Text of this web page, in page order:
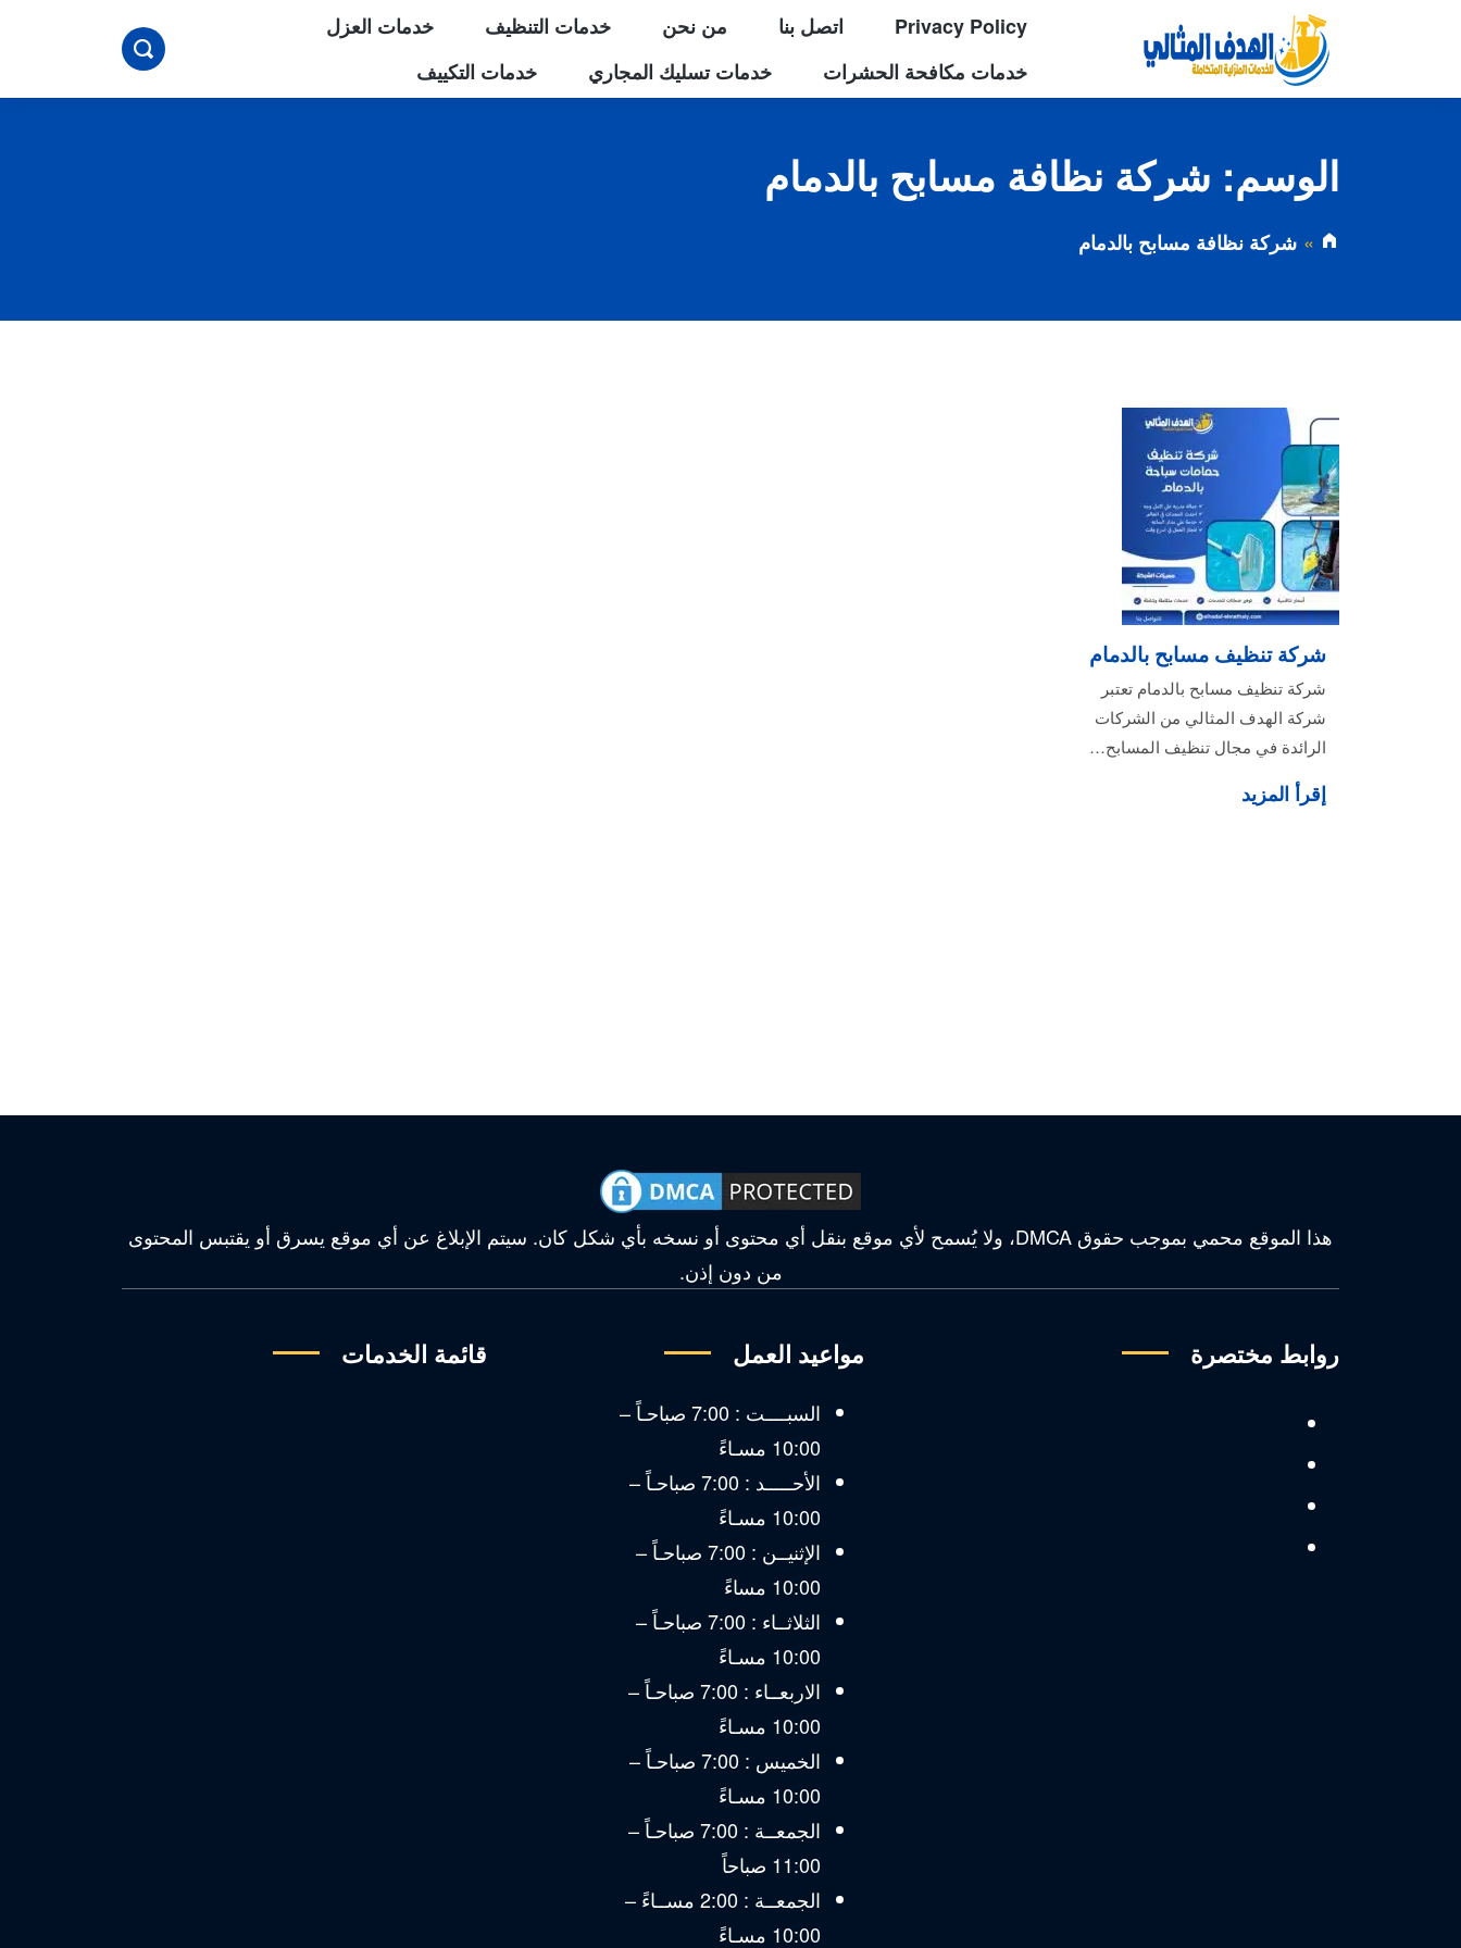
Privacy Policy اتصل بنا من نحن خدمات التنظيف
خدمات العزل
خدمات مكافحة الحشرات
خدمات تسليك المجاري خدمات التكييف
بحث
الوسم: شركة نظافة مسابح بالدمام
شركة نظافة مسابح بالدمام
شركة تنظيف مسابح بالدمام
شركة تنظيف مسابح بالدمام تعتبر
شركة الهدف المثالي من الشركات
الرائدة في مجال تنظيف المسابح…
إقرأ المزيد
هذا الموقع محمي بموجب حقوق DMCA، ولا يُسمح لأي موقع بنقل أي محتوى أو نسخه بأي شكل كان. سيتم الإبلاغ عن أي موقع يسرق أو يقتبس المحتوى
من دون إذن.
روابط مختصرة مواعيد العمل
السبــــت : 7:00 صباحـاً –
10:00 مسـاءً
الأحـــــد : 7:00 صباحـاً –
10:00 مسـاءً
الإثنيــن : 7:00 صباحـاً –
10:00 مساءً
الثلاثــاء : 7:00 صباحـاً –
10:00 مسـاءً
الاربعــاء : 7:00 صباحـاً –
10:00 مسـاءً
الخميس : 7:00 صباحـاً –
10:00 مسـاءً
الجمعــة : 7:00 صباحـاً –
11:00 صباحاً
الجمعــة : 2:00 مســاءً –
10:00 مسـاءً
قائمة الخدمات